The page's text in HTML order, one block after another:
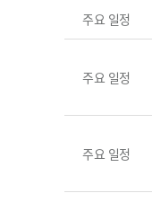
주요 일정
주요 일정
주요 일정